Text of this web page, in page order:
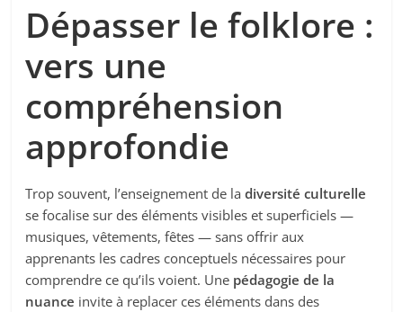
Dépasser le folklore :
vers une
compréhension
approfondie
Trop souvent, l’enseignement de ladiversité culturelle
se focalise sur des éléments visibles et superficiels —
musiques, vêtements, fêtes — sans offrir aux
apprenants les cadres conceptuels nécessaires pour
comprendre ce qu’ils voient. Une pédagogie de la
nuance invite à replacer ces éléments dans des